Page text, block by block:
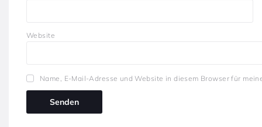
Website
Name, E-Mail-Adresse und Website in diesem Browser für